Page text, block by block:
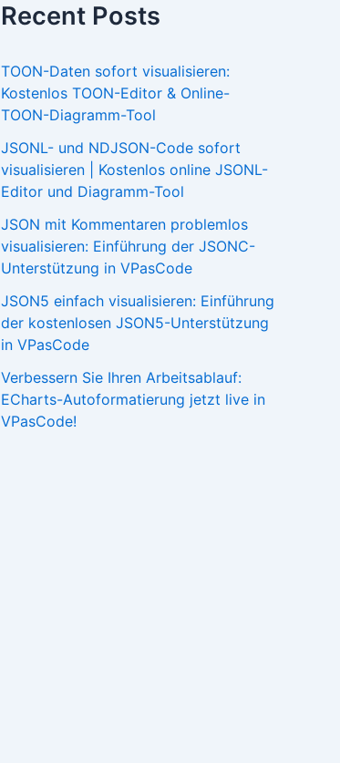
Recent Posts
TOON-Daten sofort visualisieren:
Kostenlos TOON-Editor & Online-
TOON-Diagramm-Tool
JSONL- und NDJSON-Code sofort
visualisieren | Kostenlos online JSONL-
Editor und Diagramm-Tool
JSON mit Kommentaren problemlos
visualisieren: Einführung der JSONC-
Unterstützung in VPasCode
JSON5 einfach visualisieren: Einführung
der kostenlosen JSON5-Unterstützung
in VPasCode
Verbessern Sie Ihren Arbeitsablauf:
ECharts-Autoformatierung jetzt live in
VPasCode!